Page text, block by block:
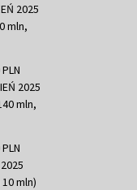
2025
mln,
2025
mln,
mln)